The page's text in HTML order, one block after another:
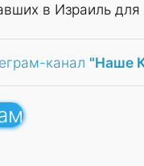
в Израиль для
канал "Наше